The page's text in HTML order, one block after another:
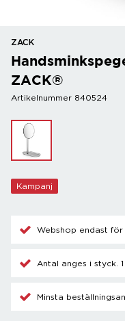
ZACK
ZACK®
Artikelnummer 840524
Kampanj
Webshop endast
Antal anges i styck.
Minsta